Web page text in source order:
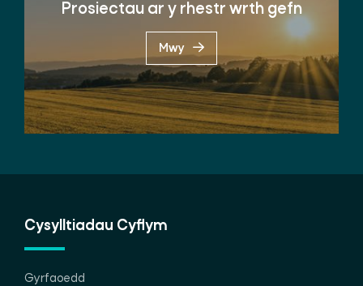
Prosiectau ar y rhestr wrth gefn
Mwy
Cysylltiadau Cyflym
Gyrfaoedd